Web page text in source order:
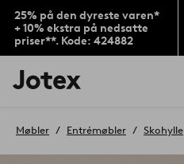
25% på den dyreste varen*
+ 10% ekstra på nedsatte
priser**. Kode: 424882
Jotex’
logo
til
Møbler Entrémøbler Skohylle